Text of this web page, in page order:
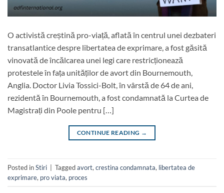
O activistă creștină pro-viață, aflată în centrul unei dezbateri
transatlantice despre libertatea de exprimare, a fost găsită
vinovată de încălcarea unei legi care restricționează
protestele în fața unităților de avort din Bournemouth,
Anglia. Doctor Livia Tossici-Bolt, în vârstă de 64 de ani,
rezidentă în Bournemouth, a fost condamnată la Curtea de
Magistrați din Poole pentru […]
CONTINUE READING →
Posted inStiri Taggedavort, crestina condamnata, libertatea de
exprimare, pro viata, proces